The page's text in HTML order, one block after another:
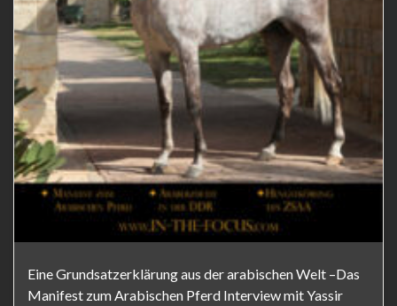
Eine Grundsatzerklärung aus der arabischen Welt –Das
Manifest zum Arabischen Pferd Interview mit Yassir